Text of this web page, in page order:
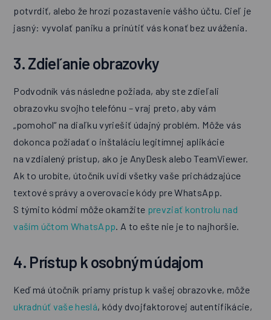
potvrdiť, alebo že hrozí pozastavenie vášho účtu. Cieľ je
jasný: vyvolať paniku a prinútiť vás konať bez uváženia.
3. Zdieľanie obrazovky
Podvodník vás následne požiada, aby ste zdieľali
obrazovku svojho telefónu – vraj preto, aby vám
„pomohol“ na diaľku vyriešiť údajný problém. Môže vás
dokonca požiadať o inštaláciu legitímnej aplikácie
na vzdialený prístup, ako je AnyDesk alebo TeamViewer.
Ak to urobíte, útočník uvidí všetky vaše prichádzajúce
textové správy a overovacie kódy pre WhatsApp.
S týmito kódmi môže okamžite prevziať kontrolu nad
vaším účtom WhatsApp. A to ešte nie je to najhoršie.
4. Prístup k osobným údajom
Keď má útočník priamy prístup k vašej obrazovke, môže
ukradnúť vaše heslá, kódy dvojfaktorovej autentifikácie,